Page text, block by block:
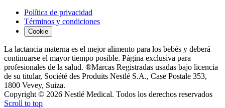
Política de privacidad
Términos y condiciones
Cookie
La lactancia materna es el mejor alimento para los bebés y deberá
continuarse el mayor tiempo posible. Página exclusiva para
profesionales de la salud. ®Marcas Registradas usadas bajo licencia
de su titular, Société des Produits Nestlé S.A., Case Postale 353,
1800 Vevey, Suiza.
Copyright © 2026 Nestlé Medical. Todos los derechos reservados
Scroll to top